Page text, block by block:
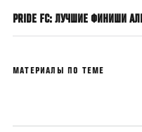
PRIDE FC: ЛУЧШИЕ ФИНИШИ
МАТЕРИАЛЫ ПО ТЕМЕ